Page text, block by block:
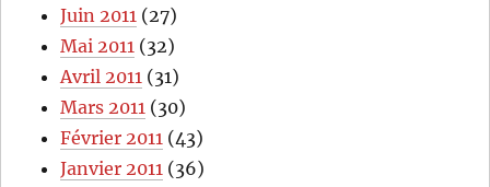
Juin 2011 (27)
Mai 2011 (32)
Avril 2011 (31)
Mars 2011 (30)
Février 2011 (43)
Janvier 2011 (36)